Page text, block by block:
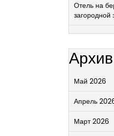
Отель на
загородной
Архив
Май 2026
Апрель
Март 2026